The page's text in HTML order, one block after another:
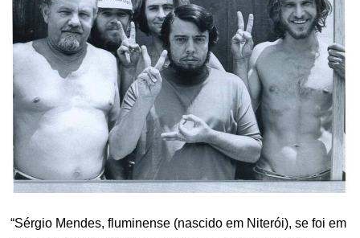
“Sérgio Mendes, fluminense (nascido em Niterói), se foi em